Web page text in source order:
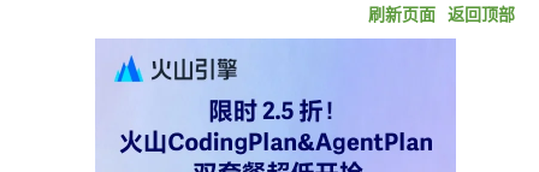
刷新页面 返回顶部